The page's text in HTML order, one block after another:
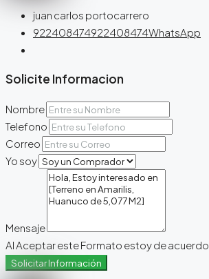
juan carlos portocarrero
922408474922408474WhatsApp
Solicite Informacion
Nombre
Telefono
Correo
Yo soy
Mensaje
Al Aceptar este Formato estoy de acuerdo
Solicitar Información